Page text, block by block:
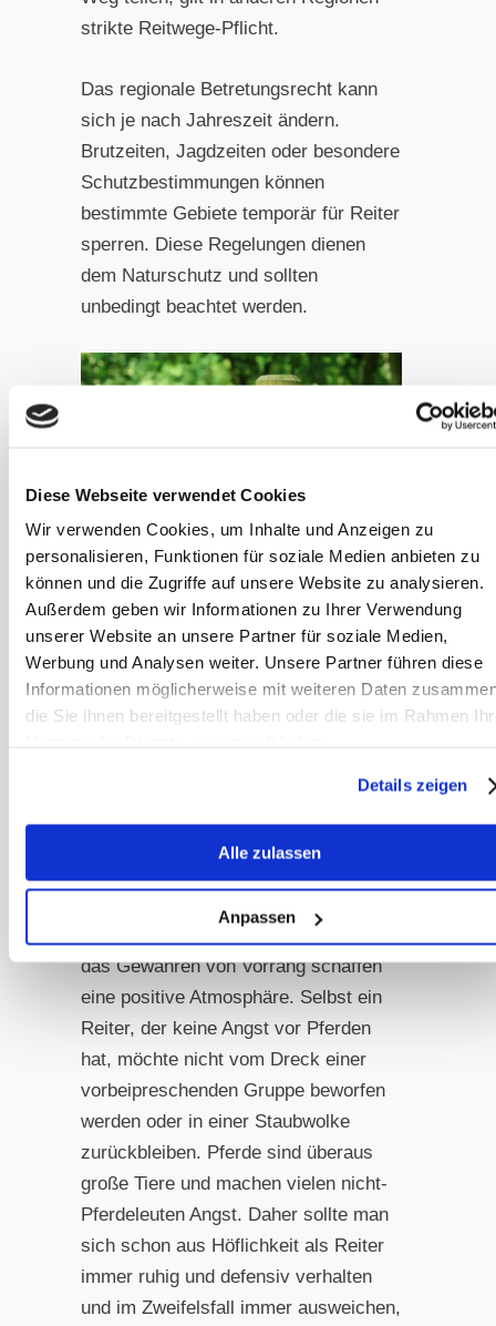
Diese Webseite verwendet Cookies
Wir verwenden Cookies, um Inhalte und Anzeigen zu
personalisieren, Funktionen für soziale Medien anbieten zu
können und die Zugriffe auf unsere Website zu analysieren.
Außerdem geben wir Informationen zu Ihrer Verwendung
unserer Website an unsere Partner für soziale Medien,
Werbung und Analysen weiter. Unsere Partner führen diese
Informationen möglicherweise mit weiteren Daten
die Sie ihnen bereitgestellt haben oder die sie im Rahmen
Details zeigen
Alle zulassen
Anpassen
strikte Reitwege-Pflicht.
Das regionale Betretungsrecht kann
sich je nach Jahreszeit ändern.
Brutzeiten, Jagdzeiten oder besondere
Schutzbestimmungen können
bestimmte Gebiete temporär für Reiter
sperren. Diese Regelungen dienen
dem Naturschutz und sollten
unbedingt beachtet werden.
© Adobe Stock / Janina_PLD
Verantwortung für alle
Beteiligten
Verantwortliches Geländereiten
Sicherheit aller Beteiligten im Blick zu
Naturnutzer wie Spaziergänger,
das Gewähren von Vorrang schaffen
eine positive Atmosphäre. Selbst ein
Reiter, der keine Angst vor Pferden
hat, möchte nicht vom Dreck einer
vorbeipreschenden Gruppe beworfen
werden oder in einer Staubwolke
zurückbleiben. Pferde sind überaus
große Tiere und machen vielen nicht-
Pferdeleuten Angst. Daher sollte man
sich schon aus Höflichkeit als Reiter
immer ruhig und defensiv verhalten
und im Zweifelsfall immer ausweichen,